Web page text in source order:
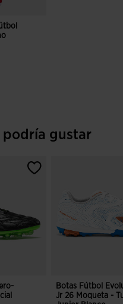
podría gustar
Botas Fútbol
Jr 26 Moqueta -